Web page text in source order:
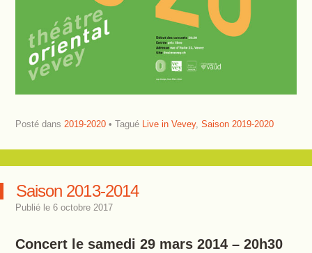
Posté dans 2019-2020 Tagué Live in Vevey, Saison 2019-2020
Saison 2013-2014
Publié le 6 octobre 2017
Concert le samedi 29 mars 2014 – 20h30